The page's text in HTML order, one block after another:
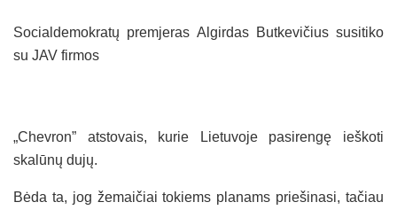
Socialdemokratų premjeras Algirdas Butkevičius susitiko
su JAV firmos
„Chevron” atstovais, kurie Lietuvoje pasirengę ieškoti
skalūnų dujų.
Bėda ta, jog žemaičiai tokiems planams priešinasi, tačiau